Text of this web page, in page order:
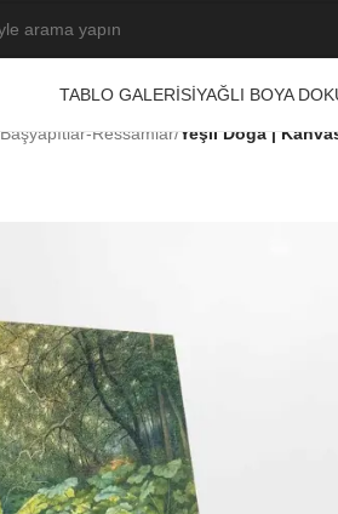
TABLO GALERISIYAĞLI BOYA
Başyapıtlar-Ressamlar/Yeşil Doğa |